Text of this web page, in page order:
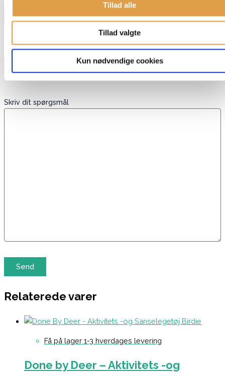
Tillad alle
Tillad valgte
Kun nødvendige cookies
Telefon
Skriv dit spørgsmål
Relaterede varer
Få på lager 1-3 hverdages levering
Done by Deer – Aktivitets -og